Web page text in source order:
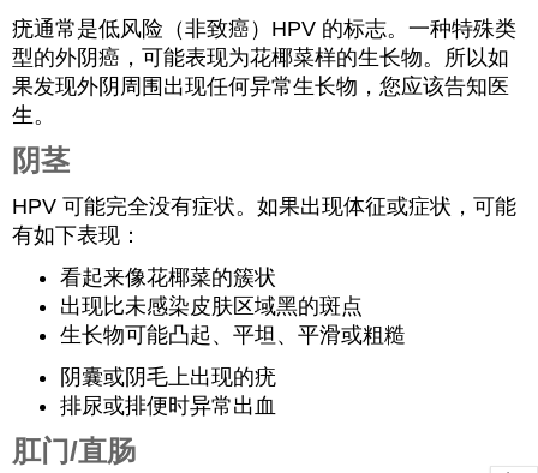
疣通常是低风险（非致癌）HPV 的标志。一种特殊类
型的外阴癌，可能表现为花椰菜样的生长物。所以如
果发现外阴周围出现任何异常生长物，您应该告知医
生。
阴茎
HPV 可能完全没有症状。如果出现体征或症状，可能
有如下表现：
看起来像花椰菜的簇状
出现比未感染皮肤区域黑的斑点
生长物可能凸起、平坦、平滑或粗糙
阴囊或阴毛上出现的疣
排尿或排便时异常出血
肛门/直肠